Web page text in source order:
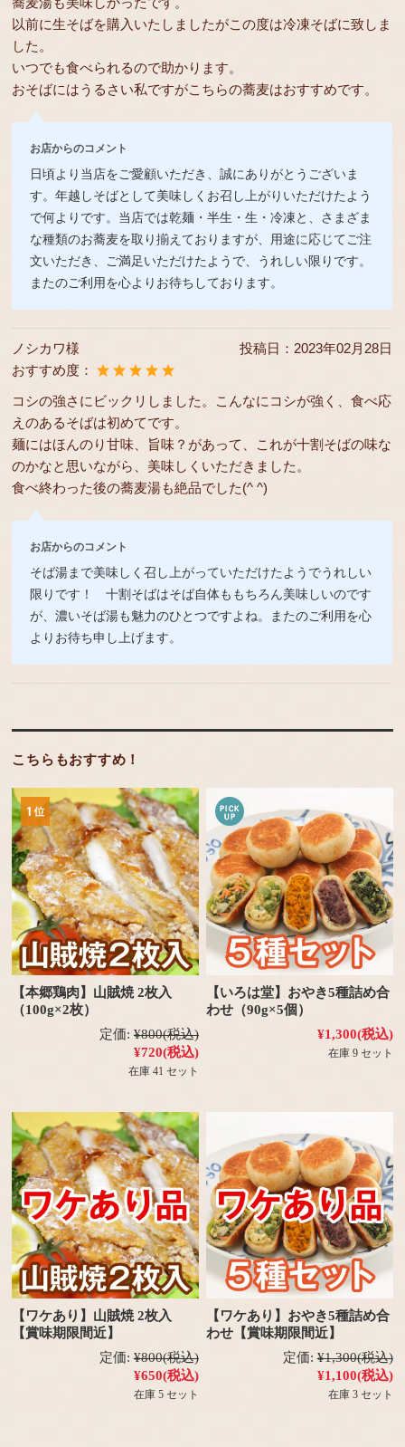
以前に生そばを購入いたしましたがこの度は冷凍そばに致しま
した。
いつでも食べられるので助かります。
おそばにはうるさい私ですがこちらの蕎麦はおすすめです。
お店からのコメント
日頃より当店をご愛顧いただき、誠にありがとうございま
す。年越しそばとして美味しくお召し上がりいただけたよう
で何よりです。当店では乾麺・半生・生・冷凍と、さまざま
な種類のお蕎麦を取り揃えておりますが、用途に応じてご注
文いただき、ご満足いただけたようで、うれしい限りです。
またのご利用を心よりお待ちしております。
ノシカワ様 投稿日： 2023年02月28日
おすすめ度：
コシの強さにビックリしました。こんなにコシが強く、食べ応
えのあるそばは初めてです。
麺にはほんのり甘味、旨味？があって、これが十割そばの味な
のかなと思いながら、美味しくいただきました。
食べ終わった後の蕎麦湯も絶品でした(^ ^)
お店からのコメント
そば湯まで美味しく召し上がっていただけたようでうれしい
限りです！ 十割そばはそば自体ももちろん美味しいのです
が、濃いそば湯も魅力のひとつですよね。またのご利用を心
よりお待ち申し上げます。
こちらもおすすめ！
【本郷鶏肉】山賊焼 2枚入
（100g×2枚）
定価: ¥800(税込)
¥720(税込)
在庫 41 セット
【いろは堂】おやき5種詰め合
わせ（90g×5個）
¥1,300(税込)
在庫 9 セット
【ワケあり】山賊焼 2枚入
【賞味期限間近】
定価: ¥800(税込)
¥650(税込)
在庫 5 セット
【ワケあり】おやき5種詰め合
わせ【賞味期限間近】
定価: ¥1,300(税込)
¥1,100(税込)
在庫 3 セット